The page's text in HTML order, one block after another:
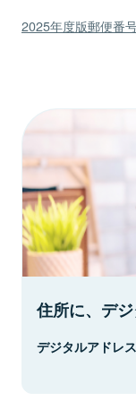
2025年度版郵便番
住所に、デジ
デジタルアドレ